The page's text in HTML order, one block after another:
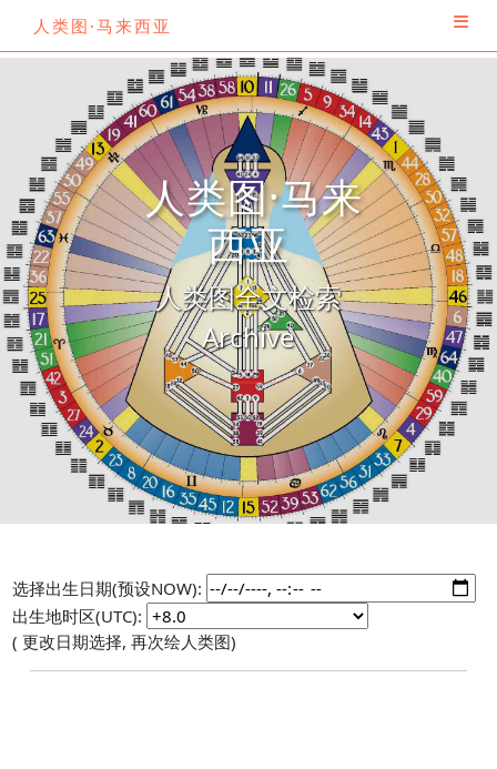
人类图·马来西亚
人类图·马来
西亚
人类图全文检索
Archive
选择出生日期(预设NOW):
出生地时区(UTC):
( 更改日期选择, 再次绘人类图)